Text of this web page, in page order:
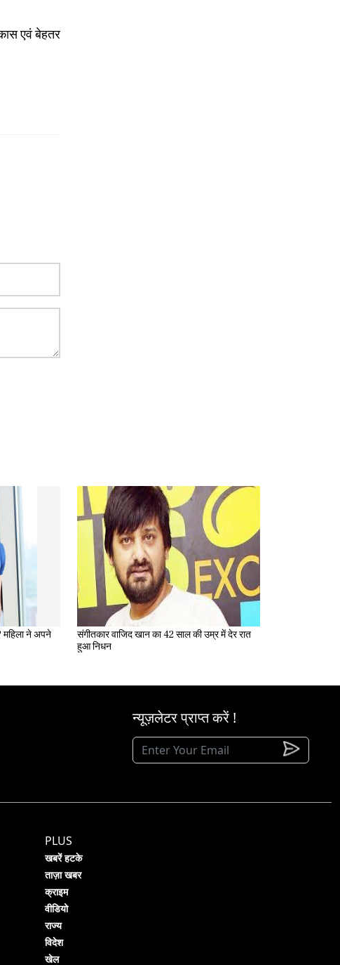
एवं बेहतर
संगीतकार वाजिद खान का 42 साल की उम्र में देर रात
हुआ निधन
न्यूज़लेटर प्राप्त करें !
PLUS
खबरें हटके
ताज़ा खबर
क्राइम
वीडियो
राज्य
विदेश
खेल